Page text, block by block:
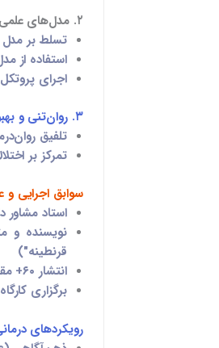
۲. مدل‌های علمی پیشرفته:
تسلط بر مدل
استفاده از
اجرای
۳. روان‌تنی و بهبود روابط:
تلفیق
تمرکز بر
سوابق اجرایی و
استاد مشاور
نویسنده و مترجم ۸
قرنطینه")
انتشار ۶۰+ مقاله علمی
برگزاری
رویکردهای